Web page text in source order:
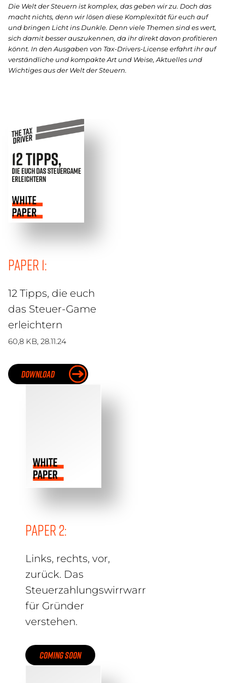
Die Welt der Steuern ist komplex, das geben wir zu. Doch das
macht nichts, denn wir lösen diese Komplexität für euch auf
und bringen Licht ins Dunkle. Denn viele Themen sind es wert,
sich damit besser auszukennen, da ihr direkt davon profitieren
könnt. In den Ausgaben von Tax-Drivers-License erfahrt ihr auf
verständliche und kompakte Art und Weise, Aktuelles und
Wichtiges aus der Welt der Steuern.
Paper 1:
12 Tipps, die euch
das Steuer-Game
erleichtern
60,8 KB, 28.11.24
DOWNLOAD
Paper 2:
Links, rechts, vor,
zurück. Das
Steuerzahlungswirrwarr
für Gründer
verstehen.
COMING SOON